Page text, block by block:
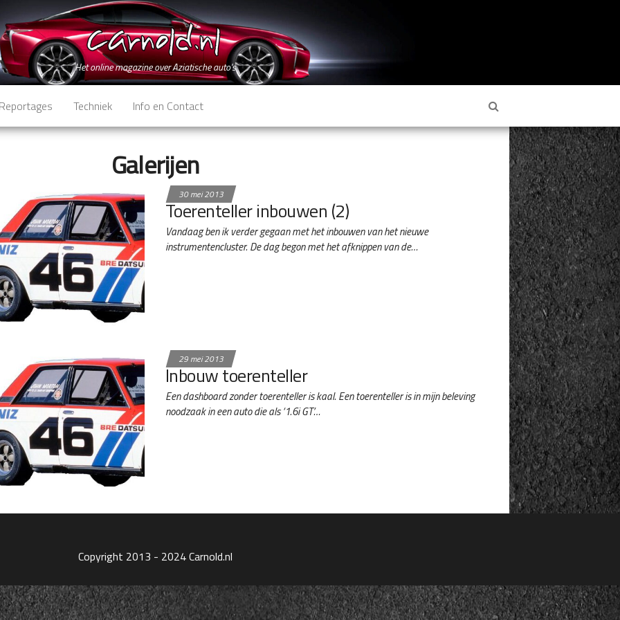
Het online magazine over Aziatische auto's
Reportages Techniek Info en Contact
Galerijen
30 mei 2013
Toerenteller inbouwen (2)
Vandaag ben ik verder gegaan met het inbouwen van het nieuwe
instrumentencluster. De dag begon met het afknippen van de…
29 mei 2013
Inbouw toerenteller
Een dashboard zonder toerenteller is kaal. Een toerenteller is in mijn beleving
noodzaak in een auto die als ‘1.6i GT’…
Copyright 2013 - 2024 Carnold.nl